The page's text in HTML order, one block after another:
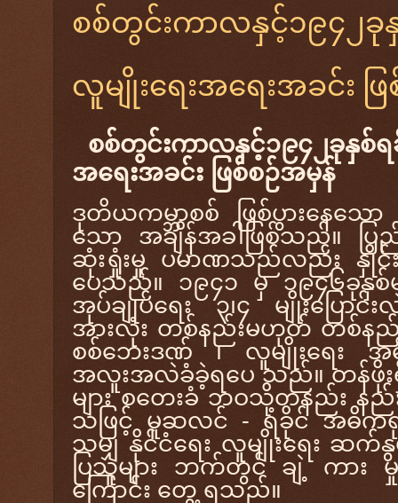
စစ်တွင်းကာလနှင့်၁၉၄၂ခု
လူမျိုးရေးအရေးအခင်း ဖ
စစ်တွင်းကာလနှင့်၁၉၄၂ခုနှစ်ရ
အရေးအခင်း ဖြစ်စဉ်အမှန်
ဒုတိယကမ္ဘာစစ် ဖြစ်ပွားနေသ
သော အချိန်အခါဖြစ်သည်။
ဆုံးရှုံးမှု ပမာဏသည်လည်း နှိုင်း
ပေသည်။ ၁၉၄၁ မှ ၁၉၄၆ခုနှစ်
အုပ်ချုပ်ရေး ၃၊၄ မျိုးပြော
အားလုံး တစ်နည်းမဟုတ် တစ်နည်
စစ်ဘေးဒဏ် ၊ လူမျိုးရေး
အလူးအလဲခံခဲ့ရပေ သည်။ တန်ဖိုး
များ စတေးခံ ဘဝသို့တနည်း န
သဖြင့် မူဆလင် - ရခိုင် အဓိက
သမျှ နိုင်ငံရေး လူမျိုးရေး ဆက်
ပြသူများ ဘက်တွင် ချဲ့ ကား
ကြောင်း တွေ့ ရသည်။